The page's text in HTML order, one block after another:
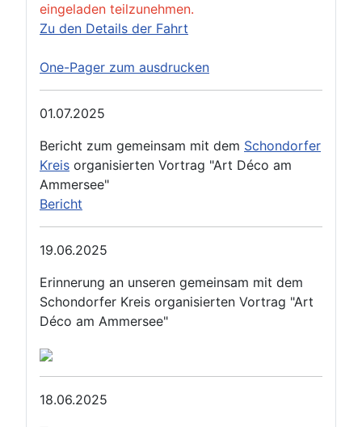
eingeladen teilzunehmen.
Zu den Details der Fahrt
One-Pager zum ausdrucken
01.07.2025
Bericht zum gemeinsam mit dem Schondorfer
Kreis organisierten Vortrag "Art Déco am
Ammersee"
Bericht
19.06.2025
Erinnerung an unseren gemeinsam mit dem
Schondorfer Kreis organisierten Vortrag "Art
Déco am Ammersee"
18.06.2025